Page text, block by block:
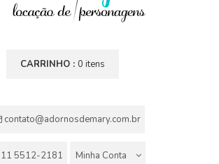
CARRINHO : 0 itens
contato@adornosdemary.com.br
11 5512-2181 Minha Conta